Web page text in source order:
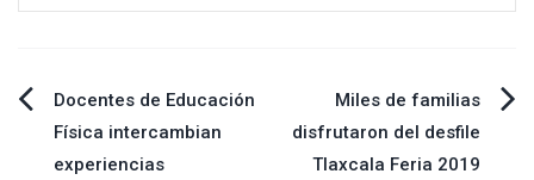
Navegación
de
Docentes de Educación
Física intercambian
experiencias
Miles de familias
disfrutaron del desfile
Tlaxcala Feria 2019